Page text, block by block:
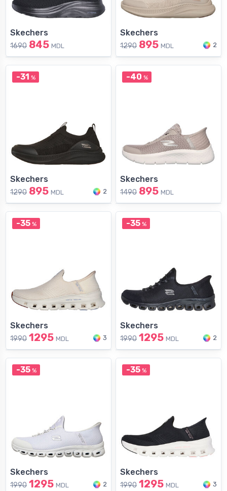
Skechers
1690 845 MDL
Skechers
1290 895 MDL 2
-31 %
Skechers
1290 895 MDL 2
-40 %
Skechers
1490 895 MDL
-35%
Skechers
1990 1295 MDL 3
-35%
Skechers
1990 1295 MDL 2
-35%
Skechers
1990 1295 MDL 2
-35%
Skechers
1990 1295 MDL 3